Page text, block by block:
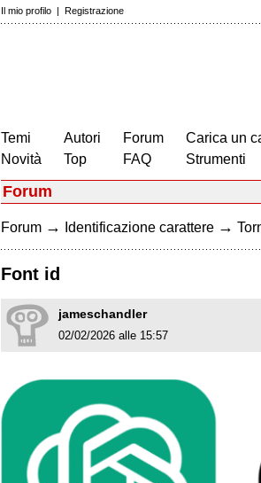
Il mio profilo | Registrazione
Temi
Novità
Autori
Top
Forum
FAQ
Carica un
Strumenti
Forum
Forum → Identificazione carattere →
Font id
jameschandler
02/02/2026 alle 15:57